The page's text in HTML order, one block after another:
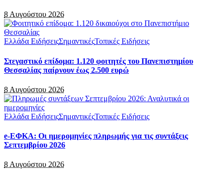
8 Αυγούστου 2026
Ελλάδα ΕιδήσειςΣημαντικέςΤοπικές Ειδήσεις
Στεγαστικό επίδομα: 1.120 φοιτητές του Πανεπιστημίου
Θεσσαλίας παίρνουν έως 2.500 ευρώ
8 Αυγούστου 2026
Ελλάδα ΕιδήσειςΣημαντικέςΤοπικές Ειδήσεις
e-ΕΦΚΑ: Οι ημερομηνίες πληρωμής για τις συντάξεις
Σεπτεμβρίου 2026
8 Αυγούστου 2026